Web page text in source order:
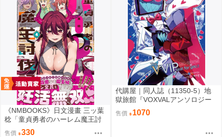
《NMBOOKS》日文漫畫 三ッ葉
稔「童貞勇者のハーレム魔王討
伐記 (4)」
售價 330
代購屋｜同人誌（11350-5）地
獄旅館『VOXVALアンソロジー
「The VVIP seat for you.2」』
悪い子♡ 悪い子♡
售價 1070